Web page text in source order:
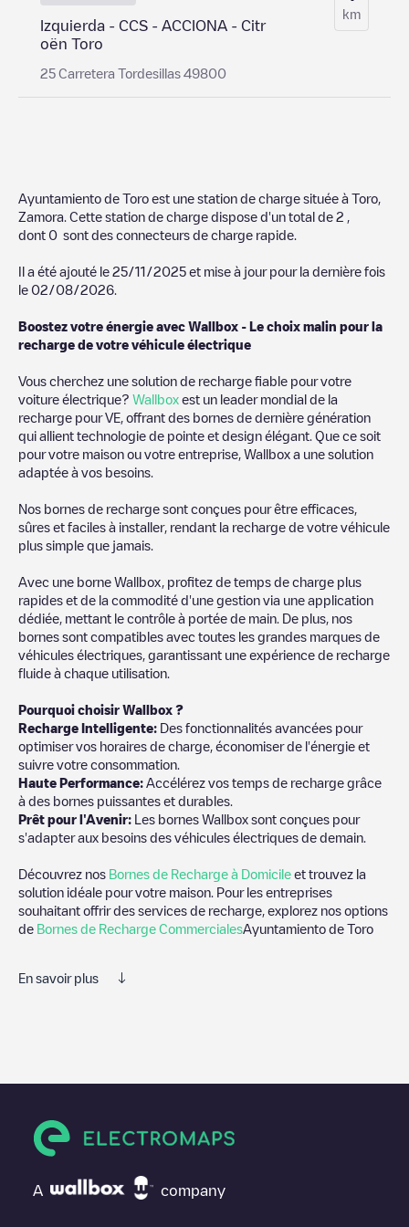
Izquierda - CCS - ACCIONA - Citr
oën Toro
25 Carretera Tordesillas 49800
km
Ayuntamiento de Toro est une station de charge située à Toro
Zamora . Cette station de charge dispose d'un total de 2
dont 0 sont des connecteurs de charge rapide.
Il a été ajouté le 25/11/2025 et mise à jour pour la dernière fois
le 02/08/2026
Boostez votre énergie avec Wallbox - Le choix malin pour la
recharge de votre véhicule électrique
Vous cherchez une solution de recharge fiable pour votre
voiture électrique? Wallbox est un leader mondial de la
recharge pour VE, offrant des bornes de dernière génération
qui allient technologie de pointe et design élégant. Que ce soit
pour votre maison ou votre entreprise, Wallbox a une solution
adaptée à vos besoins.
Nos bornes de recharge sont conçues pour être efficaces,
sûres et faciles à installer, rendant la recharge de votre véhicule
plus simple que jamais.
Avec une borne Wallbox, profitez de temps de charge plus
rapides et de la commodité d'une gestion via une application
dédiée, mettant le contrôle à portée de main. De plus, nos
bornes sont compatibles avec toutes les grandes marques de
véhicules électriques, garantissant une expérience de recharge
fluide à chaque utilisation.
Pourquoi choisir Wallbox ?
Recharge Intelligente: Des fonctionnalités avancées pour
optimiser vos horaires de charge, économiser de l'énergie et
suivre votre consommation.
Haute Performance: Accélérez vos temps de recharge grâce
à des bornes puissantes et durables.
Prêt pour l'Avenir: Les bornes Wallbox sont conçues pour
s'adapter aux besoins des véhicules électriques de demain.
Découvrez nos Bornes de Recharge à Domicile et trouvez la
solution idéale pour votre maison. Pour les entreprises
souhaitant offrir des services de recharge, explorez nos options
de Bornes de Recharge CommercialesAyuntamiento de Toro
En savoir plus
électrique la prochaine fois.
avez besoin, vérifiez en bas de la page le point de charge le
plus proche de chez vous sous "points de charge les plus
A company